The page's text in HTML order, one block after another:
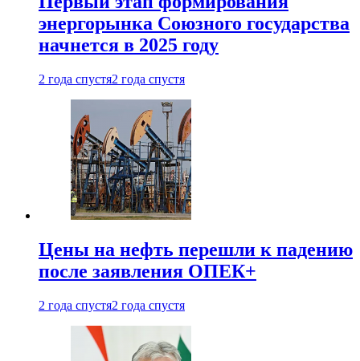
энергорынка Союзного государства
начнется в 2025 году
2 года спустя2 года спустя
Цены на нефть перешли к падению
после заявления ОПЕК+
2 года спустя2 года спустя